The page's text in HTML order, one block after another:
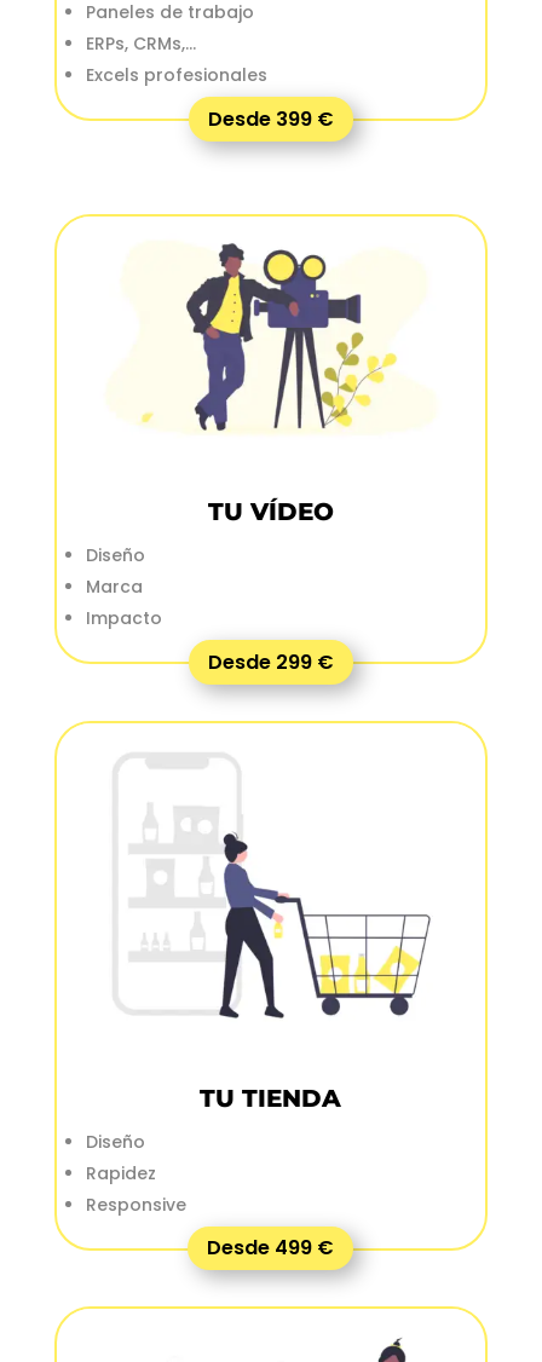
Paneles de trabajo
ERPs, CRMs,…
Excels profesionales
Desde 399 €
TU VÍDEO
Diseño
Marca
Impacto
Desde 299 €
TU TIENDA
Diseño
Rapidez
Responsive
Desde 499 €